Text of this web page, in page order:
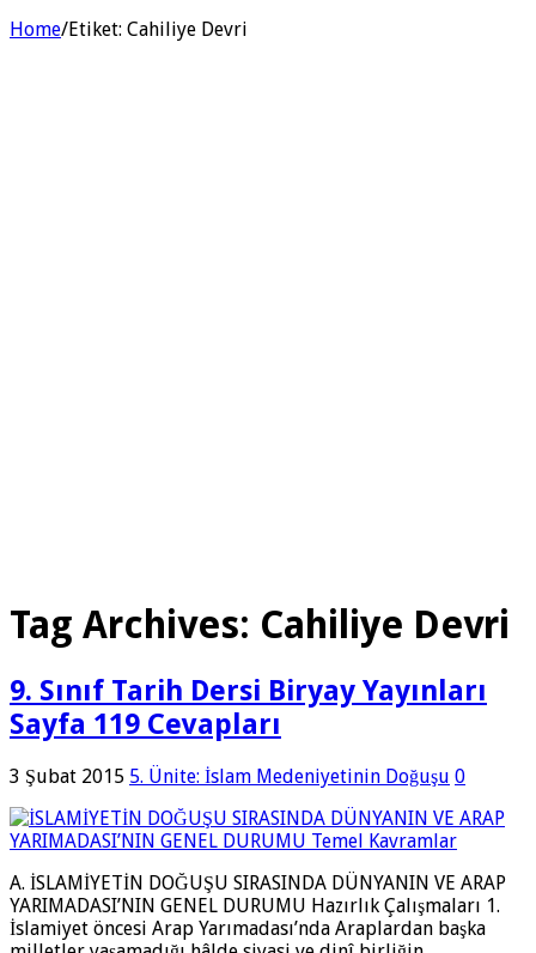
Home/Etiket: Cahiliye Devri
Tag Archives: Cahiliye Devri
9. Sınıf Tarih Dersi Biryay Yayınları
Sayfa 119 Cevapları
3 Şubat 2015 5. Ünite: İslam Medeniyetinin Doğuşu 0
A. İSLAMİYETİN DOĞUŞU SIRASINDA DÜNYANIN VE ARAP
YARIMADASI’NIN GENEL DURUMU Hazırlık Çalışmaları 1.
İslamiyet öncesi Arap Yarımadası’nda Araplardan başka